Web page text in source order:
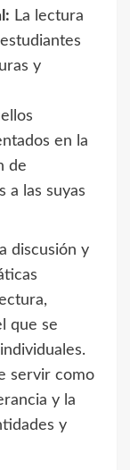
La lectura
y
en la
de
a las suyas
discusión y
que se
servir como
y la
y